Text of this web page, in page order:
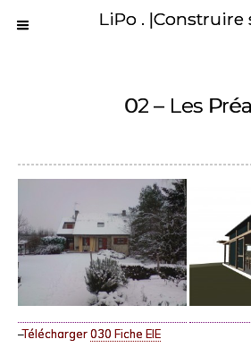
LiPo . |Construire
02 – Les
–Télécharger030 Fiche EIE